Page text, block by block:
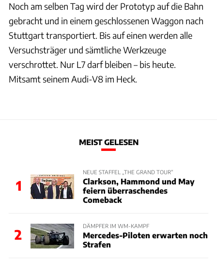
Noch am selben Tag wird der Prototyp auf die Bahn
gebracht und in einem geschlossenen Waggon nach
Stuttgart transportiert. Bis auf einen werden alle
Versuchsträger und sämtliche Werkzeuge
verschrottet. Nur L7 darf bleiben – bis heute.
Mitsamt seinem Audi-V8 im Heck.
MEIST GELESEN
1
NEUE STAFFEL „THE GRAND TOUR“
Clarkson, Hammond und May
feiern überraschendes
Comeback
2
DÄMPFER IM WM-KAMPF
Mercedes-Piloten erwarten noch
Strafen